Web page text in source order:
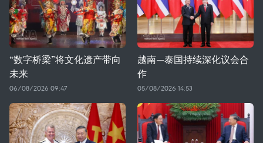
“数字桥梁”将文化遗产带向
未来
06/08/2026 09:47
越南—泰国持续深化议会合
作
05/08/2026 14:53